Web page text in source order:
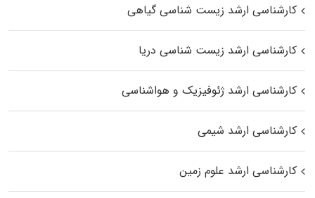
کارشناسی ارشد زیست‌ شناسی گیاهی
کارشناسی ارشد زیست‌ شناسی دریا
کارشناسی ارشد ژئوفیزیک و هواشناسی
کارشناسی ارشد شیمی
کارشناسی ارشد علوم زمین